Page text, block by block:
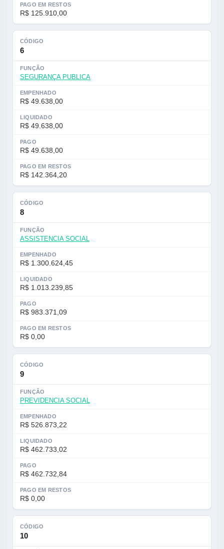
PAGO EM RESTOS
R$ 125.910,00
CÓDIGO
6
FUNÇÃO
SEGURANÇA PUBLICA
EMPENHADO
R$ 49.638,00
LIQUIDADO
R$ 49.638,00
PAGO
R$ 49.638,00
PAGO EM RESTOS
R$ 142.364,20
CÓDIGO
8
FUNÇÃO
ASSISTENCIA SOCIAL
EMPENHADO
R$ 1.300.624,45
LIQUIDADO
R$ 1.013.239,85
PAGO
R$ 983.371,09
PAGO EM RESTOS
R$ 0,00
CÓDIGO
9
FUNÇÃO
PREVIDENCIA SOCIAL
EMPENHADO
R$ 526.873,22
LIQUIDADO
R$ 462.733,02
PAGO
R$ 462.732,84
PAGO EM RESTOS
R$ 0,00
CÓDIGO
10